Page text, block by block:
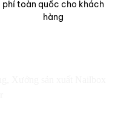
phí toàn quốc cho khách
hàng